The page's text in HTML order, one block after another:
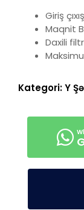
Giriş
Maqnit
Daxili
Kategori:Y